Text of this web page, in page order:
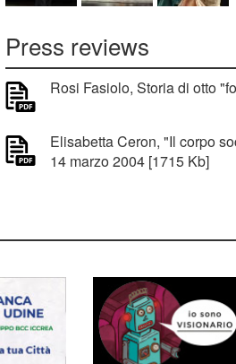
Press reviews
Rosi Fasiolo, Storia di otto
Elisabetta Ceron, "Il corpo
14 marzo 2004 [1715 Kb]